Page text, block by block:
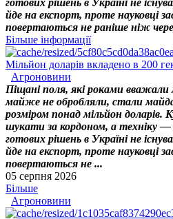
готових рішень в Україні не
йде на експорт, проте науковці
повертаються не раніше ніж
Більше інформації
Мільйон доларів вкладено в 200
Агроновини
Піщані поля, які роками
майже не обробляли, стали
розміром понад мільйон доларів.
шукати за кордоном, а техніку
готових рішень в Україні не
йде на експорт, проте науковці
повертаються не ...
05 серпня 2026
Більше
Агроновини